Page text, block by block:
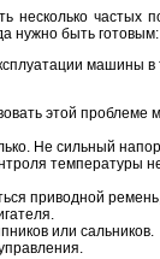
частых
нужно быть готовым:
машины в
этой проблеме
Не сильный
температуры
приводной ремень,
или сальников.